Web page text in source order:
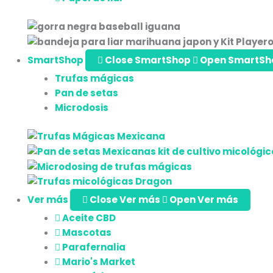
SmartShop Close SmartShop
Open
Trufas mágicas
Pan de setas
Microdosis
Ver más Close Ver más
Open Ver más
Aceite CBD
Mascotas
Parafernalia
Mario's Market